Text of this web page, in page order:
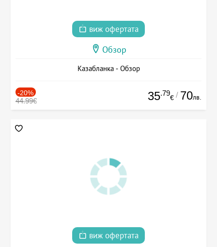
виж офертата
Обзор
Казабланка - Обзор
-20%
44.99€ 35.79
€ / 70лв.
виж офертата